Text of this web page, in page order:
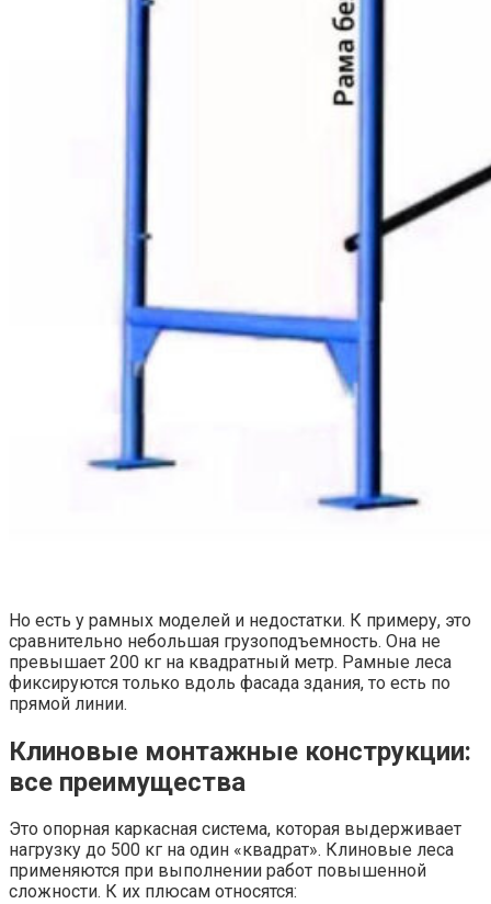
Но есть у рамных моделей и недостатки. К примеру, это
сравнительно небольшая грузоподъемность. Она не
превышает 200 кг на квадратный метр. Рамные леса
фиксируются только вдоль фасада здания, то есть по
прямой линии.
Клиновые монтажные конструкции:
все преимущества
Это опорная каркасная система, которая выдерживает
нагрузку до 500 кг на один «квадрат». Клиновые леса
применяются при выполнении работ повышенной
сложности. К их плюсам относятся: